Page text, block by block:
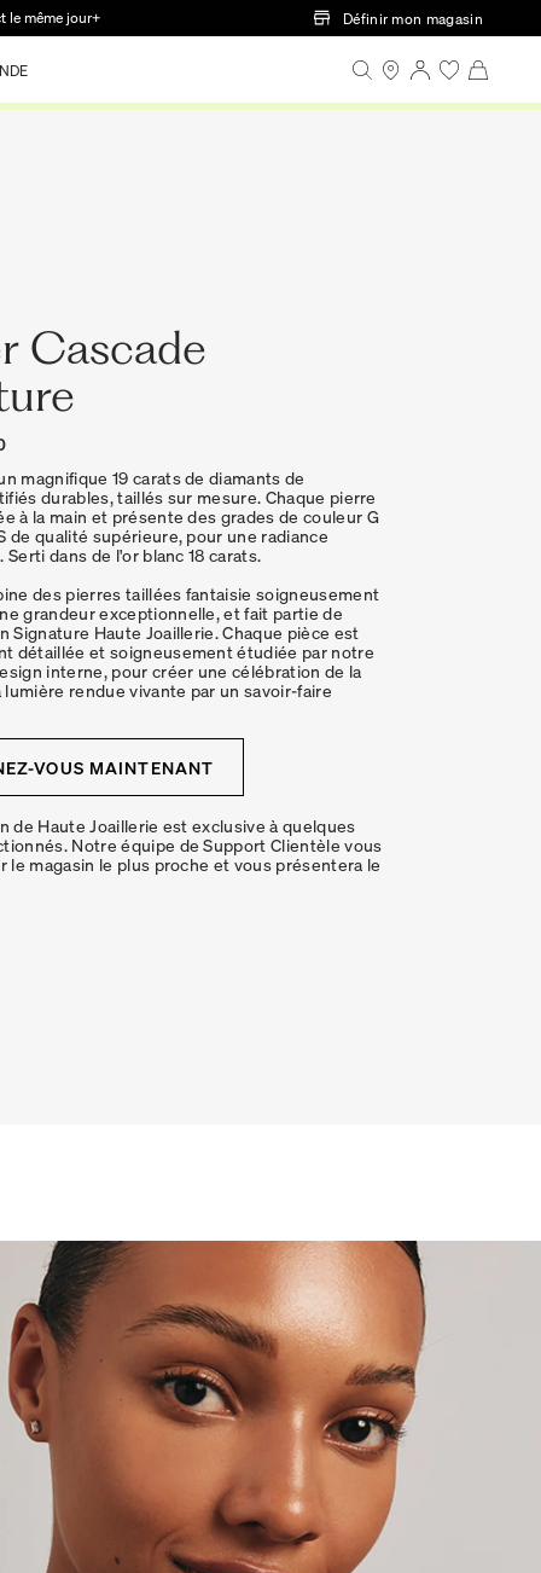
le même jour+ Définir mon magasin
Cascade
magnifique 19 carats de diamants de
durables, taillés sur mesure. Chaque pierre
à la main et présente des grades de couleur G
de qualité supérieure, pour une radiance
dans de l'or blanc 18 carats.
des pierres taillées fantaisie soigneusement
grandeur exceptionnelle, et fait partie de
Signature Haute Joaillerie. Chaque pièce est
détaillée et soigneusement étudiée par notre
interne, pour créer une célébration de la
rendue vivante par un savoir-faire
VOUS MAINTENANT
de Haute Joaillerie est exclusive à quelques
Notre équipe de Support Clientèle vous
le magasin le plus proche et vous présentera le